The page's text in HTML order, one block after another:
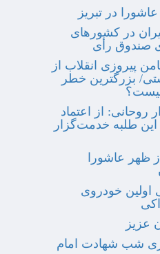
در تبریز
در کشورهای
صندوق رأی
پیروزی انقلاب از
بزرگترین خطر
روحانی: از اعتماد
طلبه خدمت‌گزار
ظهر عاشورا
اولین خودروی
عزیز
شب شهادت امام